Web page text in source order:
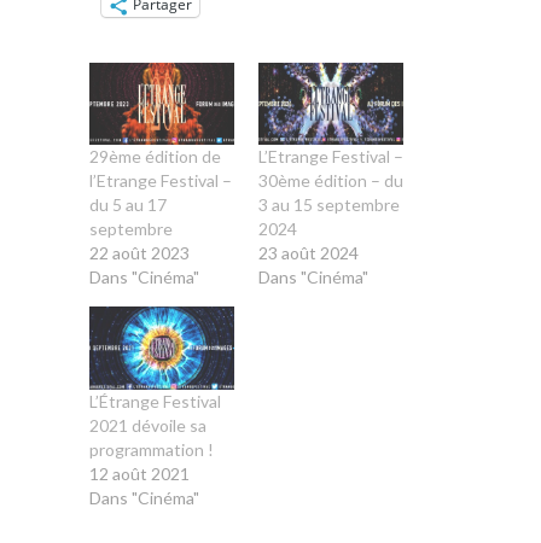
Partager
29ème édition de
l’Etrange Festival –
du 5 au 17
septembre
22 août 2023
Dans "Cinéma"
L’Etrange Festival –
30ème édition – du
3 au 15 septembre
2024
23 août 2024
Dans "Cinéma"
L’Étrange Festival
2021 dévoile sa
programmation !
12 août 2021
Dans "Cinéma"